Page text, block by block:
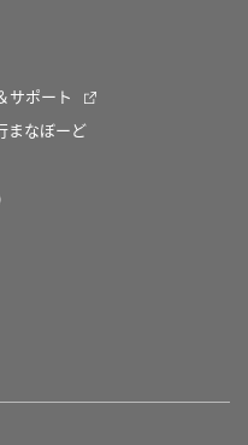
サポート
まなぼーど